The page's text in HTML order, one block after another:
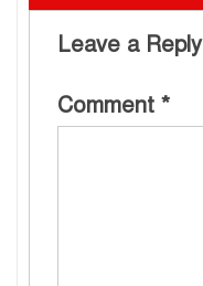
Leave a Reply
Comment *